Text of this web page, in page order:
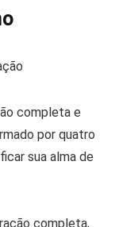
completa e
por quatro
sua alma de
completa,